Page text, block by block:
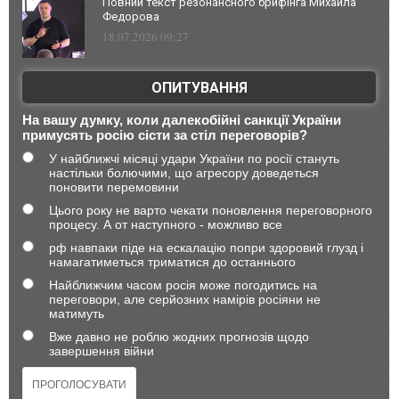
Федорова
18.07.2026 09:27
ОПИТУВАННЯ
На вашу думку, коли далекобійні санкції України
примусять росію сісти за стіл переговорів?
У найближчі місяці удари України по росії стануть
настільки болючими, що агресору доведеться
поновити перемовини
Цього року не варто чекати поновлення переговорного
процесу. А от наступного - можливо все
рф навпаки піде на ескалацію попри здоровий глузд і
намагатиметься триматися до останнього
Найближчим часом росія може погодитись на
переговори, але серйозних намірів росіяни не
матимуть
Вже давно не роблю жодних прогнозів щодо
завершення війни